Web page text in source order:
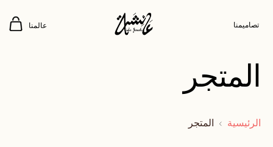
تصاميمنا عالمنا
المتجر
الرئيسية المتجر